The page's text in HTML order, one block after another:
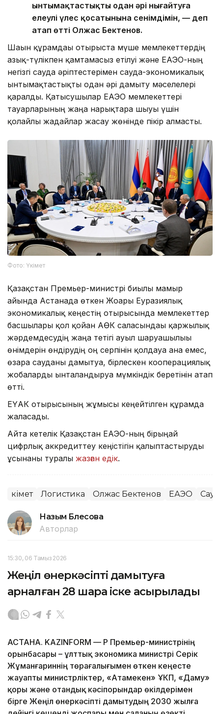
ынтымақтастықты одан әрі нығайтуға
елеулі үлес қосатынына сенімдімін, — деп
атап өтті Олжас Бектенов.
Шағын құрамдағы отырыста мүше мемлекеттердің
азық-түлікпен қамтамасыз етілуі және ЕАЭО-ның
негізгі сауда әріптестерімен сауда-экономикалық
ынтымақтастықты одан әрі дамыту мәселелері
қаралды. Қатысушылар ЕАЭО мемлекеттері
тауарларының жаңа нарықтарға шығуы үшін
қолайлы жағдайлар жасау жөнінде пікір алмасты.
Фото: Үкімет
Қазақстан Премьер-министрі биылғы мамыр
айында Астанада өткен Жоғары Еуразиялық
экономикалық кеңестің отырысында мемлекеттер
басшылары қол қойған АӨК саласындағы қаржылық
жәрдемдесудің жаңа тетігі ауыл шаруашылығы
өнімдерін өндірудің оң серпінін қолдауға ғана емес,
өзара сауданы дамытуға, бірлескен кооперациялық
жобаларды ынталандыруға мүмкіндік беретінін атап
өтті.
ЕҮАК отырысының жұмысы кеңейтілген құрамда
жалғасады.
Айта кетелік Қазақстан ЕАЭО-ның бірыңғай
цифрлық аккредиттеу кеңістігін қалыптастыруды
ұсынғаны туралы жазған едік.
Үкімет Логистика Олжас Бектенов ЕАЭО
Назым Бөлесова
Авторлар
15:30, 06 Тамыз 2026
Жеңіл өнеркәсіпті дамытуға
арналған 28 шара іске асырылады
АСТАНА. KAZINFORM — ҚР Премьер-министрінің
орынбасары – ұлттық экономика министрі Серік
Жұманғариннің төрағалығымен өткен кеңесте
жауапты министрліктер, «Атамекен» ҰКП, «Даму»
қоры және отандық кәсіпорындар өкілдерімен
бірге Жеңіл өнеркәсіпті дамытудың 2030 жылға